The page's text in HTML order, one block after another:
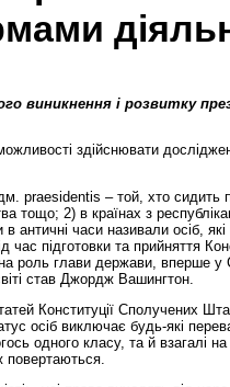
виникнення і розвитку
здійснювати
praesidentis – той, хто сидить
тощо; 2) в країнах з
часи називали осіб,
підготовки та прийняття
роль глави держави, вперше
став Джордж Вашингтон.
Конституції Сполучених
осіб виключає будь-які
одного класу, та й взагалі
повертаються.